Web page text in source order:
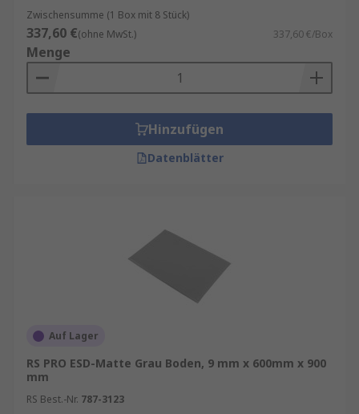
Zwischensumme (1 Box mit 8 Stück)
337,60 €(ohne MwSt.) 337,60 €/Box
Menge
Hinzufügen
Datenblätter
Auf Lager
RS PRO ESD-Matte Grau Boden, 9 mm x 600mm x 900
mm
RS Best.-Nr. 787-3123